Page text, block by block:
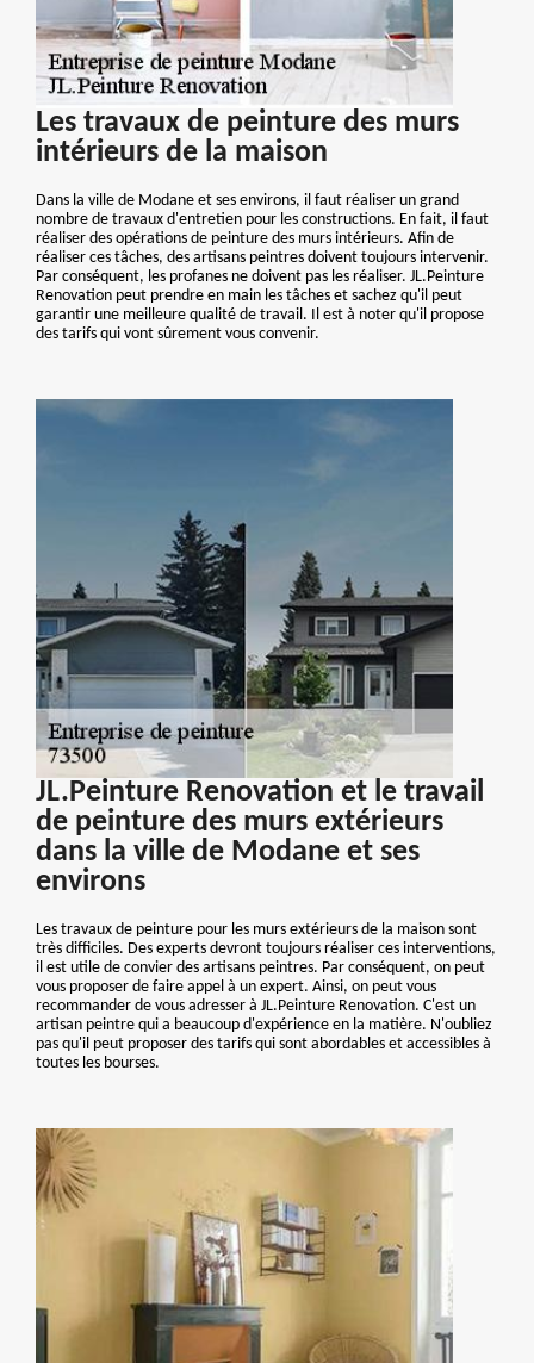
Les travaux de peinture des murs
intérieurs de la maison
Dans la ville de Modane et ses environs, il faut réaliser un grand
nombre de travaux d'entretien pour les constructions. En fait, il faut
réaliser des opérations de peinture des murs intérieurs. Afin de
réaliser ces tâches, des artisans peintres doivent toujours intervenir.
Par conséquent, les profanes ne doivent pas les réaliser. JL.Peinture
Renovation peut prendre en main les tâches et sachez qu'il peut
garantir une meilleure qualité de travail. Il est à noter qu'il propose
des tarifs qui vont sûrement vous convenir.
JL.Peinture Renovation et le travail
de peinture des murs extérieurs
dans la ville de Modane et ses
environs
Les travaux de peinture pour les murs extérieurs de la maison sont
très difficiles. Des experts devront toujours réaliser ces interventions,
il est utile de convier des artisans peintres. Par conséquent, on peut
vous proposer de faire appel à un expert. Ainsi, on peut vous
recommander de vous adresser à JL.Peinture Renovation. C'est un
artisan peintre qui a beaucoup d'expérience en la matière. N'oubliez
pas qu'il peut proposer des tarifs qui sont abordables et accessibles à
toutes les bourses.